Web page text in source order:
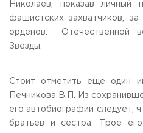
Николаев, показав
фашистских захватчиков,
орденов: Отечественной
Звезды.
Стоит отметить еще один
Печникова В.П. Из
его автобиографии следует,
братьев и сестра. Трое его